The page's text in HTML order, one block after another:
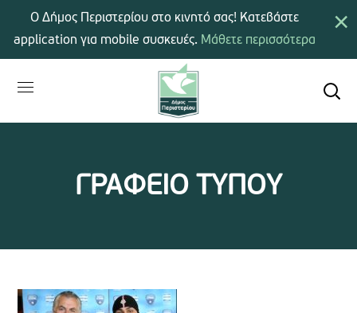
ΓΡΑΦΕΙΟ ΤΥΠΟΥ
×
Ο Δήμος Περιστερίου στο κινητό σας! Κατεβάστε
application για mobile συσκευές. Μάθετε περισσότερα